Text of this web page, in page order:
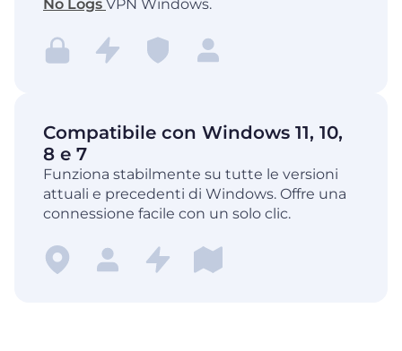
No Logs VPN Windows.
Compatibile con Windows 11, 10,
8 e 7
Funziona stabilmente su tutte le versioni
attuali e precedenti di Windows. Offre una
connessione facile con un solo clic.